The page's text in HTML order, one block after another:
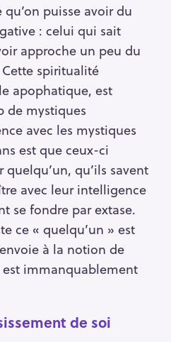
puisse avoir du
: celui qui sait
approche un peu du
spiritualité
apophatique, est
de mystiques
avec les mystiques
est que ceux-ci
qu’ils savent
avec leur intelligence
se fondre par extase.
ce « quelqu’un » est
à la notion de
immanquablement
de soi